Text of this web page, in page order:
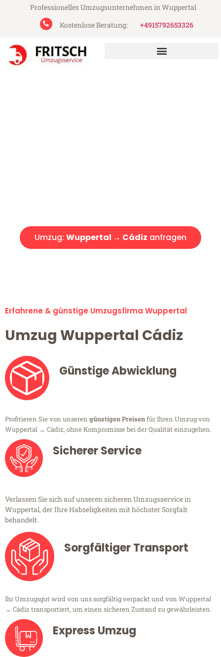
Professionelles Umzugsunternehmen in Wuppertal
Kostenlose Beratung:
+4915792653326
Umzug: Wuppertal → Cádiz anfragen
Erfahrene & günstige Umzugsfirma Wuppertal
Umzug Wuppertal Cádiz
Günstige Abwicklung
Profitieren Sie von unseren günstigen Preisenfür Ihren Umzug von
Wuppertal → Cádiz, ohne Kompromisse bei der Qualität einzugehen.
Sicherer Service
Verlassen Sie sich auf unseren sicheren Umzugsservice in
Wuppertal, der Ihre Habseligkeiten mit höchster Sorgfalt
behandelt.
Sorgfältiger Transport
Ihr Umzugsgut wird von uns sorgfältig verpackt und von Wuppertal
→ Cádiz transportiert, um einen sicheren Zustand zu gewährleisten.
Express Umzug